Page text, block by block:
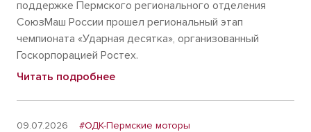
поддержке Пермского регионального отделения
СоюзМаш России прошел региональный этап
чемпионата «Ударная десятка», организованный
Госкорпорацией Ростех.
Читать подробнее
09.07.2026 #ОДК-Пермские моторы